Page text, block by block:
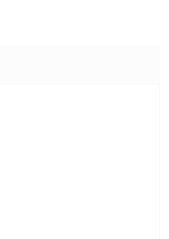
5 hvězdiček.
5 hvězdiček.